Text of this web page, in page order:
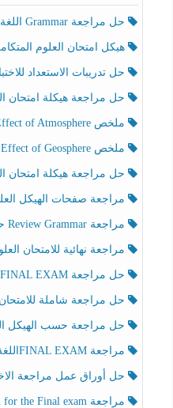
حل مراجعة Grammar اللغة الإنجليزية الصف الخامس الفصل الثالث
هيكل امتحان العلوم المتكاملة الصف
حل تدريبات الاستعداد للاختبار
حل مراجعة هيكلة امتحان العلوم
ملخص Effect of Atmosphere حسب الهيكل الوزاري العلوم المتكاملة الصف الخامس انسبير الفصل الثالث
ملخص Effect of Geosphere حسب الهيكل الوزاري العلوم المتكاملة الصف الخامس انسبير الفصل الثالث
حل مراجعة هيكلة امتحان العلوم
مراجعة صفحات الهيكل العلوم
مراجعة Review Grammar حسب الهيكل اللغة الإنجليزية الصف الخامس الفصل الثالث
مراجعة نهائية للامتحان العلوم
حل مراجعة FINAL EXAMاللغة الإنجليزية الصف الخامس الفصل الثالث
حل مراجعة شاملة للامتحان اللغة
حل مراجعة حسب الهيكل الوزاري العلوم
مراجعة FINAL EXAMاللغة الإنجليزية الصف الخامس الفصل الثالث
حل أوراق عمل مراجعة الاختبار النهائي
مراجعة Preparation for the Final exam اللغة الإنجليزية الصف الرابع الفصل الثالث